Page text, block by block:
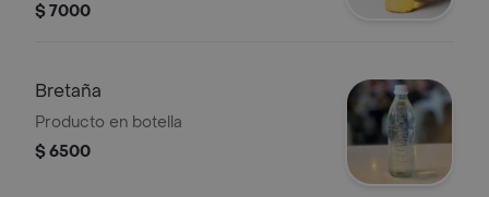
$ 7000
Bretaña
Producto en botella
$ 6500